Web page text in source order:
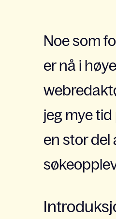
Noe som
er nå i
jeg mye
en stor del